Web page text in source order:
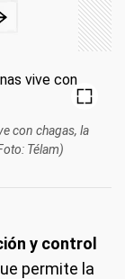
con chagas, la
Télam)
y control
permite la